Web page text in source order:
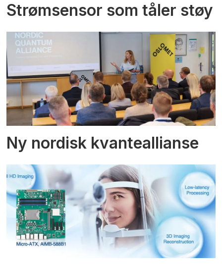
Strømsensor som tåler støy
Ny nordisk kvanteallianse